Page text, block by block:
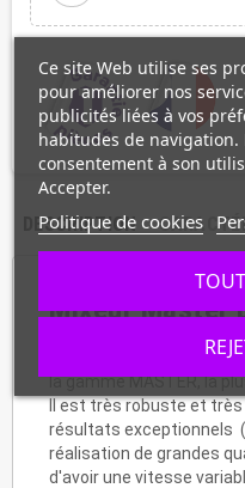
DESCRIPTION
Mixeur Master
mixeur
la gamme MASTER, la
Il esttrès robuste et très
résultats exceptionnels
réalisation de grandes
d'avoir une vitesse
Ce site Web utilise ses
pour améliorer nos
publicités liées à vos
habitudes de navigation.
consentement à son
Accepter.
Politique de cookies